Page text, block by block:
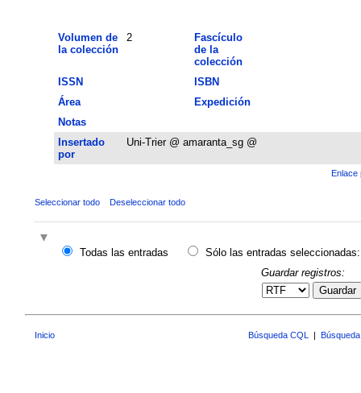
Volumen de
la colección
2
Fascículo
de la
colección
ISSN
ISBN
Área
Expedición
Notas
Insertado
por
Uni-Trier @ amaranta_sg @
Enlace
Seleccionar todo Deseleccionar todo
Todas las entradas
Sólo las entradas seleccionadas:
Guardar registros:
Guardar
Inicio Búsqueda CQL